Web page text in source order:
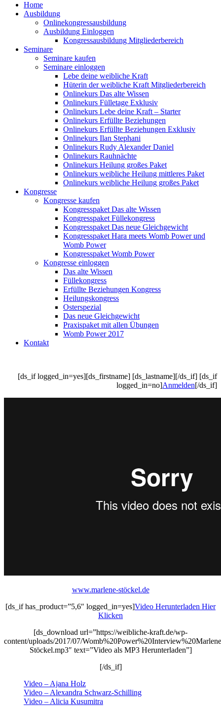
Home
Ausbildung
Onlinekongressausbildung
Ausbildung Einloggen
Kongressausbildung Mitgliederbereich
Seminare
Seminare kaufen
Seminare einloggen
Lebe deine weibliche Kraft
Hüterin der weibliche Kraft Mitgliederbereich
Onlinekurs Das alte Wissen
Onlinekurs Fülletage Exklusiv
Onlinekurs Lebe deine Kraft – Starter
Onlinekurs Erfüllte Beziehungen
Onlinekurs Erfüllte Beziehungen Exklusiv
Onlinekurs Ilan Stephani
Onlinekurs Rudy Alexander Daniel
Onlinekurs Rauhnächte
Onlinekurs Heilung großes Paket
Onlinekurs weibliche Heilung mittleres Paket
Onlinekurs weibliche Heilung großes Paket
Kongresse
Kongresse kaufen
Kongresspaket Das alte Wissen
Kongresspaket Füllekongress
Kongresspaket Das neue Gleichgewicht
Kongresspaket Hara meets Womb Power und
Womb Power
Kongresspaket Womb Power
Kongresse einloggen
Das alte Wissen
Füllekongress
Erfüllte Beziehungen Kongress
Heilungskongress
Osterspezial
Das neue Gleichgewicht
Praxispaket mit allen Übungen
Womb Power 2017
Kontakt
[ds_if logged_in=yes][ds_firstname] [ds_lastname][/ds_if] [ds_if
logged_in=no]Anmelden[/ds_if]
www.marlene-stöckel.de
[ds_if has_product=”5,6″ logged_in=yes]Video Herunterladen Hier
Klicken
[ds_download url=”https://weibliche-kraft.de/wp-
content/uploads/2017/07/Womb%20Power%20Interview%20Marlene
Stöckel.mp3″ text=”Video als MP3 Herunterladen”]
[/ds_if]
Video – Ajana Holz
Video – Alexandra Schwarz-Schilling
Video – Alicia Kusumitra